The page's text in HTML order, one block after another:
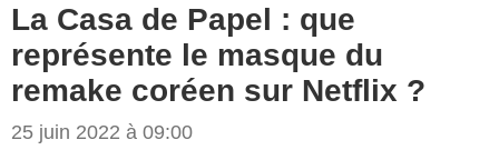
La Casa de Papel : que
représente le masque du
remake coréen sur Netflix ?
25 juin 2022 à 09:00